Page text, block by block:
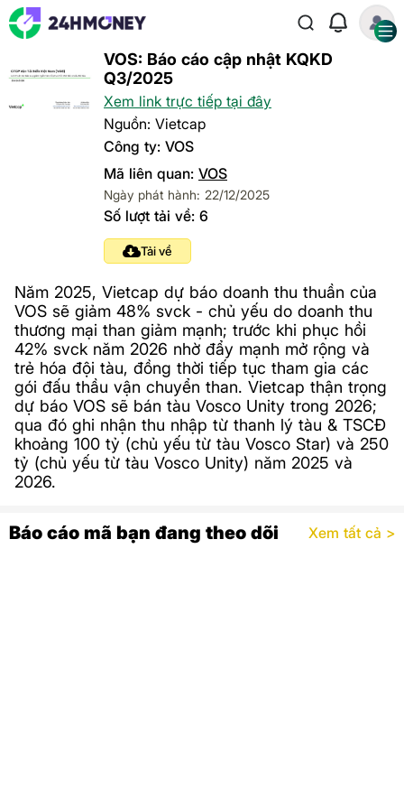
VOS: Báo cáo cập nhật KQKD
Q3/2025
Xem link trực tiếp tại đây
Nguồn: Vietcap
Công ty: VOS
Mã liên quan: VOS
Ngày phát hành: 22/12/2025
Số lượt tải về: 6
Tải về
Năm 2025, Vietcap dự báo doanh thu thuần của
VOS sẽ giảm 48% svck - chủ yếu do doanh thu
thương mại than giảm mạnh; trước khi phục hồi
42% svck năm 2026 nhờ đẩy mạnh mở rộng và
trẻ hóa đội tàu, đồng thời tiếp tục tham gia các
gói đấu thầu vận chuyển than. Vietcap thận trọng
dự báo VOS sẽ bán tàu Vosco Unity trong 2026;
qua đó ghi nhận thu nhập từ thanh lý tàu & TSCĐ
khoảng 100 tỷ (chủ yếu từ tàu Vosco Star) và 250
tỷ (chủ yếu từ tàu Vosco Unity) năm 2025 và
2026.
Báo cáo mã bạn đang theo dõi Xem tất cả >